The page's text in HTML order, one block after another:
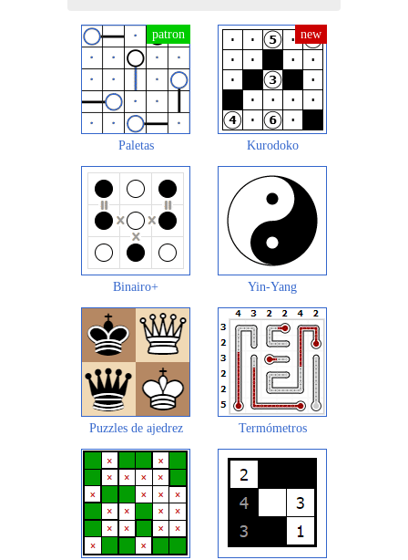
Paletas Kurodoko
Binairo+ Yin-Yang
Puzzles de ajedrez Termómetros